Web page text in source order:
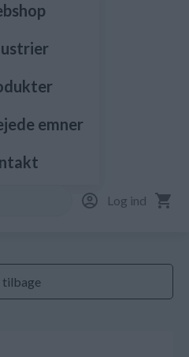
emner
Log ind
tilbage